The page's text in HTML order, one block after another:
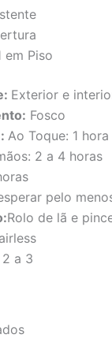
em Piso
Exterior e
Fosco
Ao Toque: 1 hora
2 a 4 horas
pelo
Rolo de lã e
2 a 3